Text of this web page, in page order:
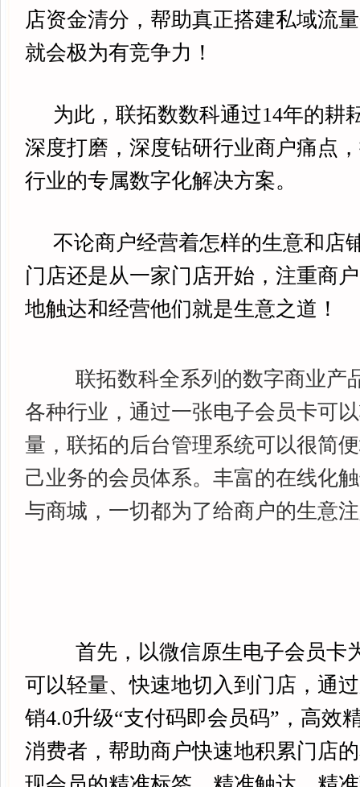
店资金清分，帮助真正搭建私域流
就会极为有竞争力！
为此，联拓数数科通过14年的耕
深度打磨，深度钻研行业商户痛点
行业的专属数字化解决方案。
不论商户经营着怎样的生意和店
门店还是从一家门店开始，注重商
地触达和经营他们就是生意之道！
联拓数科全系列的数字商业产
各种行业，通过一张电子会员卡可
量，联拓的后台管理系统可以很简
己业务的会员体系。丰富的在线化
与商城，一切都为了给商户的生意
首先，以微信原生电子会员卡
可以轻量、快速地切入到门店，通
销4.0升级“支付码即会员码”，高效
消费者，帮助商户快速地积累门店